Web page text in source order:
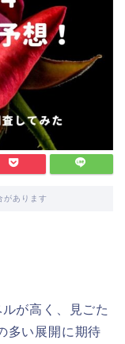
があります
が高く、見ごた
多い展開に期待